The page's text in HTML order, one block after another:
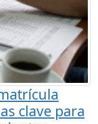
clave para